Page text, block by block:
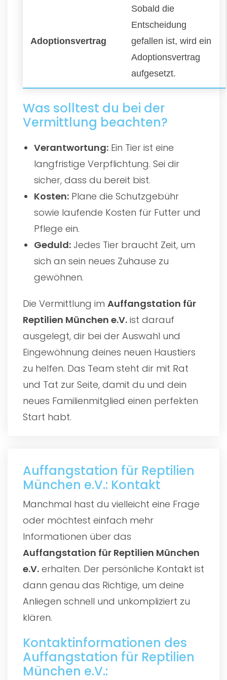
Adoptionsvertrag
Sobald die
Entscheidung
gefallen ist, wird ein
Adoptionsvertrag
aufgesetzt.
Was solltest du bei der
Vermittlung beachten?
Verantwortung: Ein Tier ist eine
langfristige Verpflichtung. Sei dir
sicher, dass du bereit bist.
Kosten: Plane die Schutzgebühr
sowie laufende Kosten für Futter und
Pflege ein.
Geduld: Jedes Tier braucht Zeit, um
sich an sein neues Zuhause zu
gewöhnen.
Die Vermittlung im Auffangstation für
Reptilien München e.V. ist darauf
ausgelegt, dir bei der Auswahl und
Eingewöhnung deines neuen Haustiers
zu helfen. Das Team steht dir mit Rat
und Tat zur Seite, damit du und dein
neues Familienmitglied einen perfekten
Start habt.
Auffangstation für Reptilien
München e.V.: Kontakt
Manchmal hast du vielleicht eine Frage
oder möchtest einfach mehr
Informationen über das
Auffangstation für Reptilien München
e.V. erhalten. Der persönliche Kontakt ist
dann genau das Richtige, um deine
Anliegen schnell und unkompliziert zu
klären.
Kontaktinformationen des
Auffangstation für Reptilien
München e.V.: